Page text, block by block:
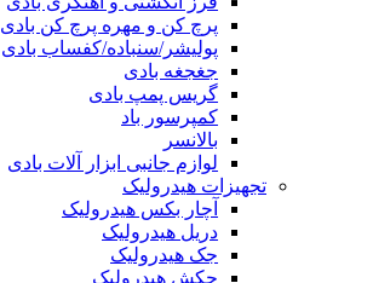
پرچ کن و مهره پرچ کن بادی
پولیشر/سنباده/کفساب بادی
جغجغه بادی
گریس پمپ بادی
کمپرسور باد
بالانسر
لوازم جانبی ابزار آلات بادی
تجهیزات هیدرولیک
آچار بکس هیدرولیک
دریل هیدرولیک
جک هیدرولیک
چکش هیدرولیک